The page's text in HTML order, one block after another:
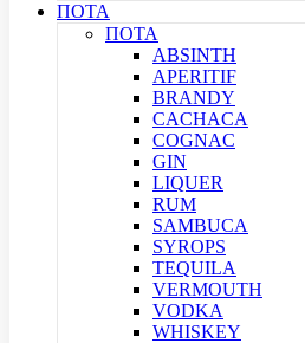
ΠΟΤΑ
ΠΟΤΑ
ABSINTH
APERITIF
BRANDY
CACHACA
COGNAC
GIN
LIQUER
RUM
SAMBUCA
SYROPS
TEQUILA
VERMOUTH
VODKA
WHISKEY